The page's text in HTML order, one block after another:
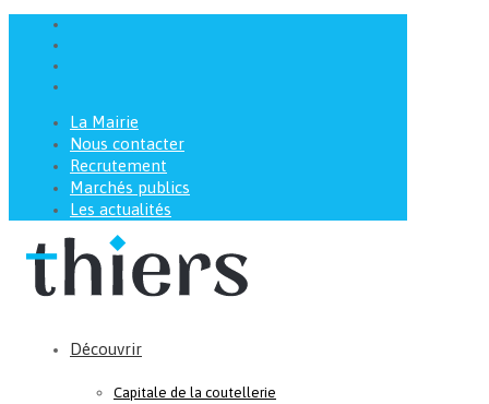
La Mairie
Nous contacter
Recrutement
Marchés publics
Les actualités
Découvrir
Capitale de la coutellerie